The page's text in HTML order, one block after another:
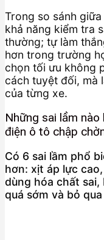
Trong so sánh
khả năng kiểm tra
thường; tự làm
hơn trong trường
chọn tối ưu không
cách tuyệt đối, mà
của từng xe.
Những sai lầm nào
điện ô tô chập
Có 6 sai lầm phổ
hơn: xịt áp lực
dùng hóa chất
quá sớm và bỏ